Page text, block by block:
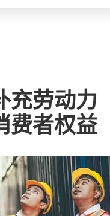
充劳动力
费者权益